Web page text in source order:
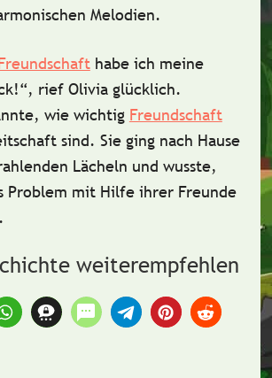
Melodien.
habe ich meine
rief Olivia glücklich.
wie wichtig Freundschaft
sind. Sie ging nach Hause
Lächeln und wusste,
Problem mit Hilfe ihrer Freunde
weiterempfehlen